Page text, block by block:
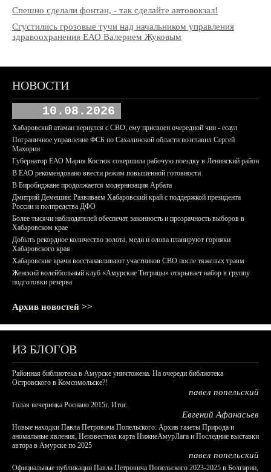
Спешно сделали фонтан, - так сделайте автовокзал!
Сгустились грозовые тучи над начальником управления
здравоохранения ЕАО Валерием Жуковым
НОВОСТИ
10.08.2026
Хабаровский атаман вернулся с СВО, ему присвоен очередной чин - есаул
Пограничное управление ФСБ по Сахалинской области возглавил Сергей
Махорин
Губернатор ЕАО Мария Костюк совершила рабочую поездку в Ленинский район
В ЕАО рекомендовано ввести режим повышенной готовности
В Биробиджане продолжается модернизация Арбата
Дмитрий Демешин: Развиваем Хабаровский край с поддержкой президента
России и полпредства ДФО
Более тысячи наблюдателей обеспечат законность и прозрачность выборов в
Хабаровском крае
Добыть рекордное количество золота, меди и олова планируют горняки
Хабаровского края
Хабаровские врачи восстанавливают участников СВО после тяжелых травм
Женский волейбольный клуб «Амурские Тигрицы» открывает набор в группу
подготовки резерва
Архив новостей >>
ИЗ БЛОГОВ
Районная библиотека в Амурске уничтожена. На очереди библиотека
Островского в Комсомольске?!
павел попельский
Голая вечеринка Роснано 2015г. Итог.
Евгений Афанасьев
Новые находки Павла Петровича Попельского: Архив газеты Природа и
аномальные явления, Неизвестная карта НижнеАмурЛага и Последние выставки
автора в Амурске по 2025
павел попельский
Официальные публикации Павла Петровича Попельского 2023-2025 в Болгарии,